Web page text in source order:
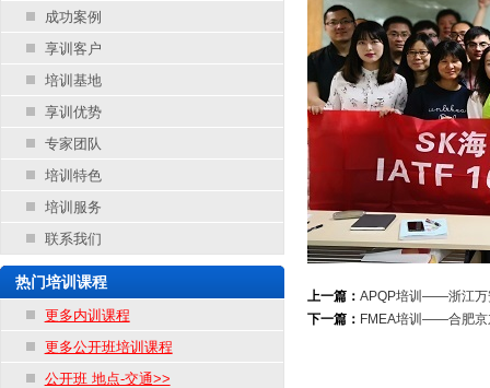
成功案例
享训客户
培训基地
享训优势
专家团队
培训特色
培训服务
联系我们
热门培训课程
更多内训课程
更多公开班培训课程
公开班 地点-交通>>
上一篇： APQP培训——浙江万
下一篇： FMEA培训——合肥京